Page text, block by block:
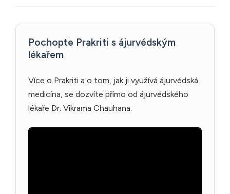
Pochopte Prakriti s ájurvédským
lékařem
Více o Prakriti a o tom, jak ji využívá ájurvédská
medicína, se dozvíte přímo od ájurvédského
lékaře Dr. Vikrama Chauhana.